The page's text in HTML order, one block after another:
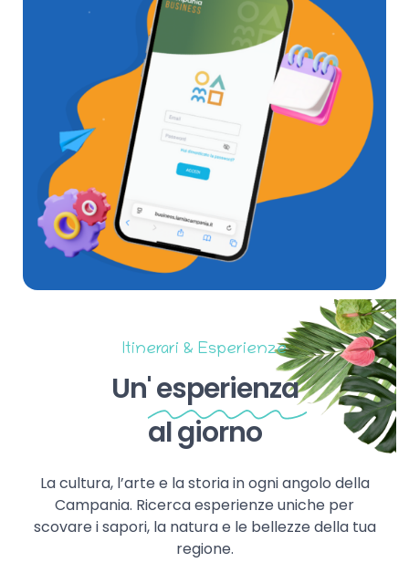
Itinerari & Esperienze
Un'esperienza
al giorno
La cultura, l’arte e la storia in ogni angolo della
Campania. Ricerca esperienze uniche per
scovare i sapori, la natura e le bellezze della tua
regione.